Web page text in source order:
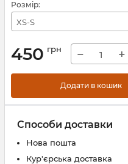
Розмір:
XS-S
450 грн − +
Додати в кошик
Способи доставки
Нова пошта
Кур'єрська доставка